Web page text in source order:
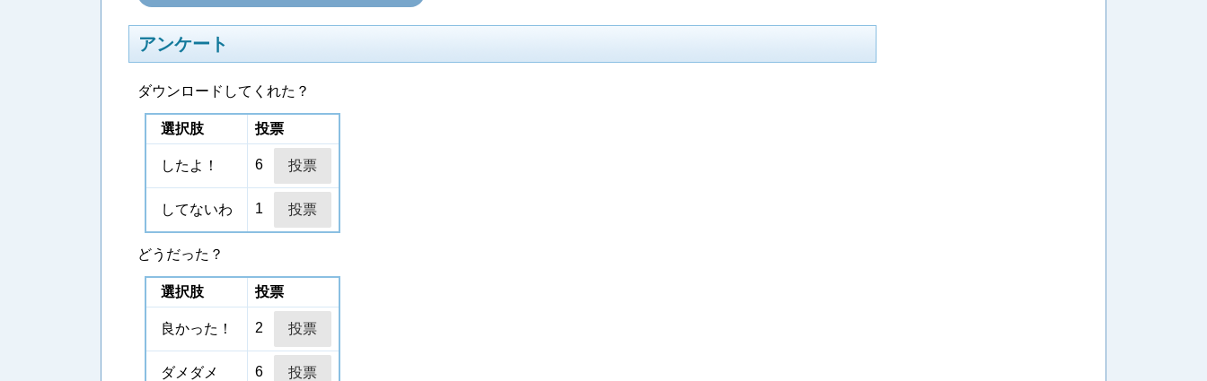
アンケート
ダウンロードしてくれた？
選択肢 投票
したよ！ 6
してないわ 1
どうだった？
選択肢 投票
良かった！ 2
ダメダメ 6